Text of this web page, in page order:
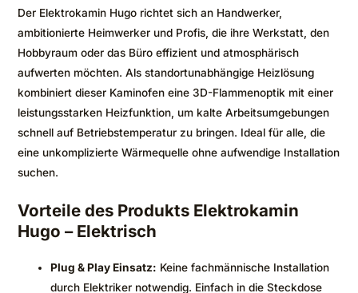
Der Elektrokamin Hugo richtet sich an Handwerker,
ambitionierte Heimwerker und Profis, die ihre Werkstatt, den
Hobbyraum oder das Büro effizient und atmosphärisch
aufwerten möchten. Als standortunabhängige Heizlösung
kombiniert dieser Kaminofen eine 3D-Flammenoptik mit einer
leistungsstarken Heizfunktion, um kalte Arbeitsumgebungen
schnell auf Betriebstemperatur zu bringen. Ideal für alle, die
eine unkomplizierte Wärmequelle ohne aufwendige Installation
suchen.
Vorteile des Produkts Elektrokamin
Hugo – Elektrisch
Plug & Play Einsatz: Keine fachmännische Installation
durch Elektriker notwendig. Einfach in die Steckdose